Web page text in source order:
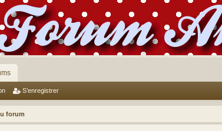
S’enregistrer
forum